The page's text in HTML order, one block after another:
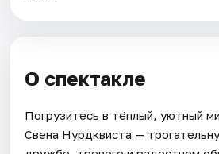
О спектакле
Погрузитесь в тёплый, уютный
Свена Нурдквиста —